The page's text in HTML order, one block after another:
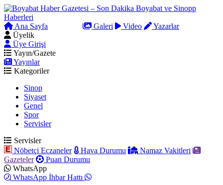
Ana Sayfa Galeri Video
Yazarlar
Üyelik
Üye Girişi
Yayın/Gazete
Yayınlar
Kategoriler
Sinop
Siyaset
Genel
Spor
Servisler
Servisler
Nöbetçi Eczaneler
Hava Durumu
Namaz Vakitleri
Gazeteler
Puan Durumu
WhatsApp
WhatsApp İhbar Hattı